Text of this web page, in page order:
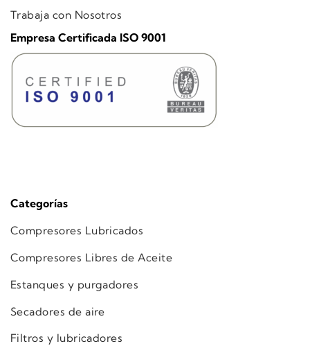
Categorías
Compresores Lubricados
Compresores Libres de Aceite
Estanques y purgadores
Secadores de aire
Filtros y lubricadores
Trabaja con Nosotros
Empresa Certificada ISO 9001